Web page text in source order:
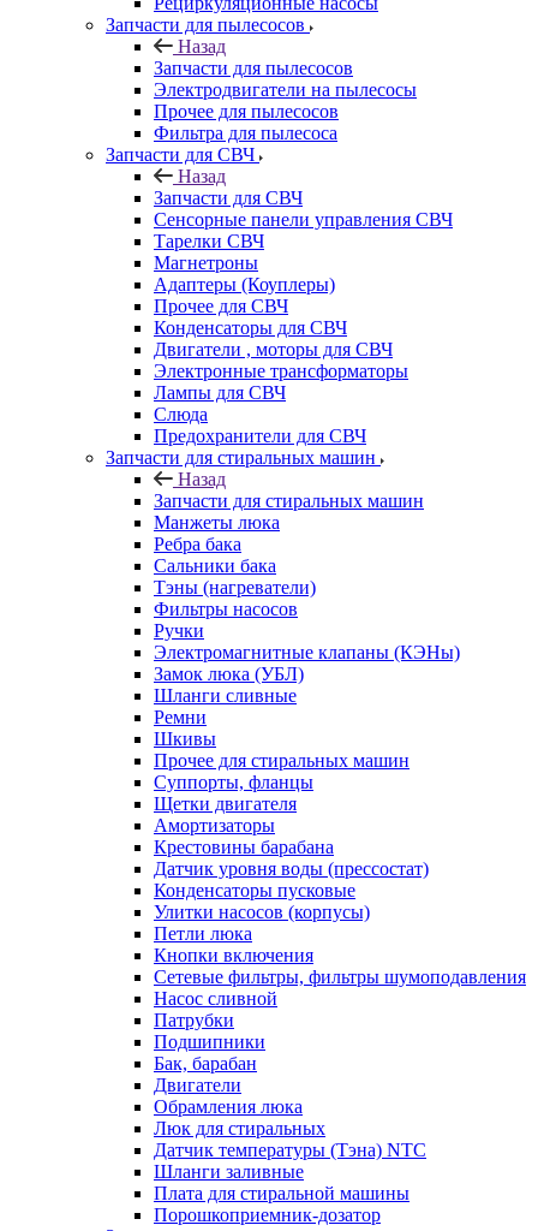
Запчасти для пылесосов
Назад
Запчасти для пылесосов
Электродвигатели на пылесосы
Прочее для пылесосов
Фильтра для пылесоса
Запчасти для СВЧ
Назад
Запчасти для СВЧ
Сенсорные панели управления СВЧ
Тарелки СВЧ
Магнетроны
Адаптеры (Коуплеры)
Прочее для СВЧ
Конденсаторы для СВЧ
Двигатели , моторы для СВЧ
Электронные трансформаторы
Лампы для СВЧ
Слюда
Предохранители для СВЧ
Запчасти для стиральных машин
Назад
Запчасти для стиральных машин
Манжеты люка
Ребра бака
Сальники бака
Тэны (нагреватели)
Фильтры насосов
Ручки
Электромагнитные клапаны (КЭНы)
Замок люка (УБЛ)
Шланги сливные
Ремни
Шкивы
Прочее для стиральных машин
Суппорты, фланцы
Щетки двигателя
Амортизаторы
Крестовины барабана
Датчик уровня воды (прессостат)
Конденсаторы пусковые
Улитки насосов (корпусы)
Петли люка
Кнопки включения
Сетевые фильтры, фильтры шумоподавления
Насос сливной
Патрубки
Подшипники
Бак, барабан
Двигатели
Обрамления люка
Люк для стиральных
Датчик температуры (Тэна) NTC
Шланги заливные
Плата для стиральной машины
Порошкоприемник-дозатор